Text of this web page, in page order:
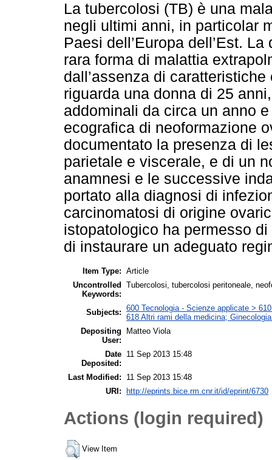
La tubercolosi (TB) è una
negli ultimi anni, in particolar
Paesi dell’Europa dell’Est.
rara forma di malattia
dall’assenza di
riguarda una donna di 25
addominali da circa un anno
ecografica di neoformazione
documentato la presenza di
parietale e viscerale, e di un
anamnesi e le successive
portato alla diagnosi di
carcinomatosi di origine
istopatologico ha permesso
di instaurare un adeguato
Item Type: Article
Uncontrolled
Keywords:
Tubercolosi, tubercolosi peritoneale,
Subjects: 600 Tecnologia - Scienze applicate >
618 Altri rami della medicina;
Depositing
User:
Matteo Viola
Date
Deposited:
11 Sep 2013 15:48
Last Modified:
11 Sep 2013 15:48
URI:
http://eprints.bice.rm.cnr.it/id/eprint/6730
Actions (login required)
View Item